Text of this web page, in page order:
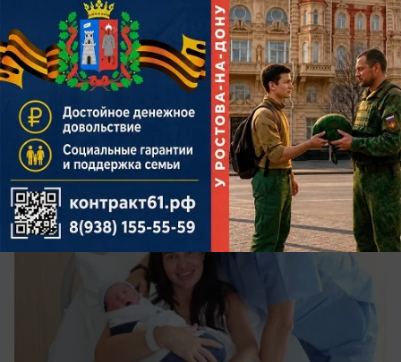
У экс-тренера «Ростова» Валерия
Карпина родился сын Георгий
Мальчика назвали в честь деда — отца главного
тренера сборной России